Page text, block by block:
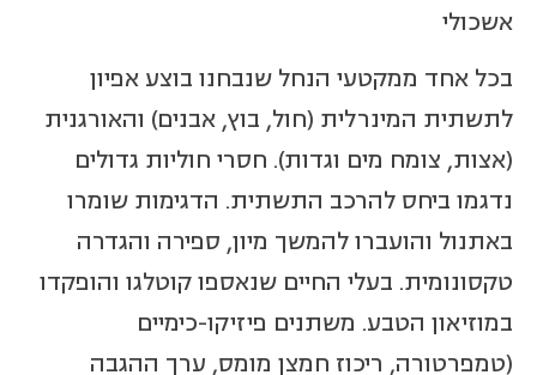
אשכולי
בכל אחד ממקטעי הנחל שנבחנו בוצע אפיון
לתשתית המינרלית (חול, בוץ, אבנים) והאורגנית
(אצות, צומח מים וגדות). חסרי חוליות גדולים
נדגמו ביחס להרכב התשתית. הדגימות שומרו
באתנול והועברו להמשך מיון, ספירה והגדרה
טקסונומית. בעלי החיים שנאספו קוטלגו והופקדו
במוזיאון הטבע. משתנים פיזיקו-כימיים
(טמפרטורה, ריכוז חמצן מומס, ערך ההגבה